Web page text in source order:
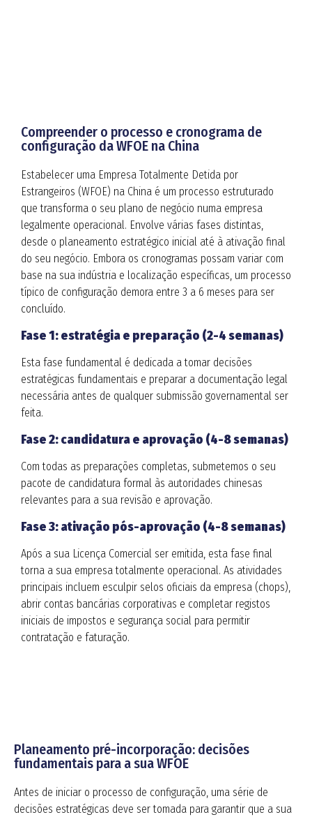
Compreender o processo e cronograma de
configuração da WFOE na China
Estabelecer uma Empresa Totalmente Detida por
Estrangeiros (WFOE) na China é um processo estruturado
que transforma o seu plano de negócio numa empresa
legalmente operacional. Envolve várias fases distintas,
desde o planeamento estratégico inicial até à ativação final
do seu negócio. Embora os cronogramas possam variar com
base na sua indústria e localização específicas, um processo
típico de configuração demora entre 3 a 6 meses para ser
concluído.
Fase 1:estratégia e preparação (2-4 semanas)
Esta fase fundamental é dedicada a tomar decisões
estratégicas fundamentais e preparar a documentação legal
necessária antes de qualquer submissão governamental ser
feita.
Fase 2: candidatura e aprovação (4-8 semanas)
Com todas as preparações completas, submetemos o seu
pacote de candidatura formal às autoridades chinesas
relevantes para a sua revisão e aprovação.
Fase 3: ativação pós-aprovação (4-8 semanas)
Após a sua Licença Comercial ser emitida, esta fase final
torna a sua empresa totalmente operacional. As atividades
principais incluem esculpir selos oficiais da empresa (chops),
abrir contas bancárias corporativas e completar registos
iniciais de impostos e segurança social para permitir
contratação e faturação.
Planeamento pré-incorporação: decisões
fundamentais para a sua WFOE
Antes de iniciar o processo de configuração, uma série de
decisões estratégicas deve ser tomada para garantir que a sua